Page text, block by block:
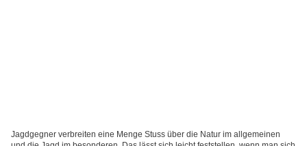
Jagdgegner verbreiten eine Menge Stuss über die Natur im allgemeinen